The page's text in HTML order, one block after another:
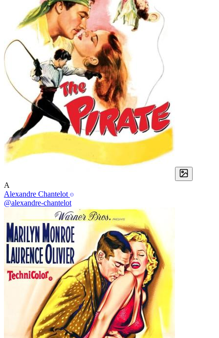
A
Alexandre Chantelot
@alexandre-chantelot